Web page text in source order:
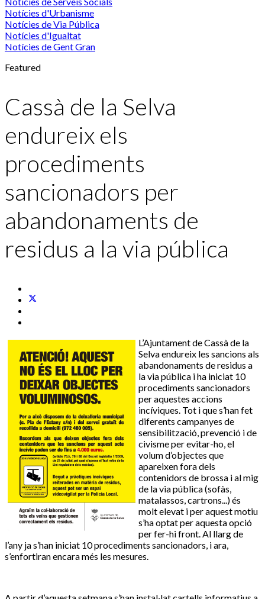
Notícies d'Urbanisme
Notícies de Via Pública
Notícies d'Igualtat
Notícies de Gent Gran
Featured
Cassà de la Selva
endureix els
procediments
sancionadors per
abandonaments de
residus a la via pública
L’Ajuntament de Cassà de la
Selva endureix les sancions als
abandonaments de residus a
la via pública i ha iniciat 10
procediments sancionadors
per aquestes accions
incíviques. Tot i que s’han fet
diferents campanyes de
sensibilització, prevenció i de
civisme per evitar-ho, el
volum d’objectes que
apareixen fora dels
contenidors de brossa i al mig
de la via pública (sofàs,
matalassos, cartrons...) és
molt elevat i per aquest motiu
s’ha optat per aquesta opció
per fer-hi front. Al llarg de
l’any ja s’han iniciat 10 procediments sancionadors, i ara,
s’enfortiran encara més les mesures.